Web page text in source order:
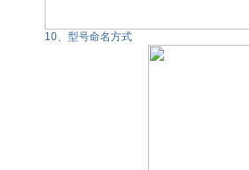
10、型号命名方式